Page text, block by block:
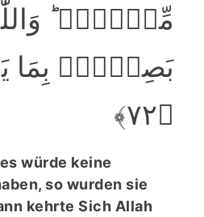
مِّنۡہُمۡ
بَصِیۡرٌۢ بِمَا
﴿۷۲﴾
würde keine
so wurden sie
kehrte Sich Allah